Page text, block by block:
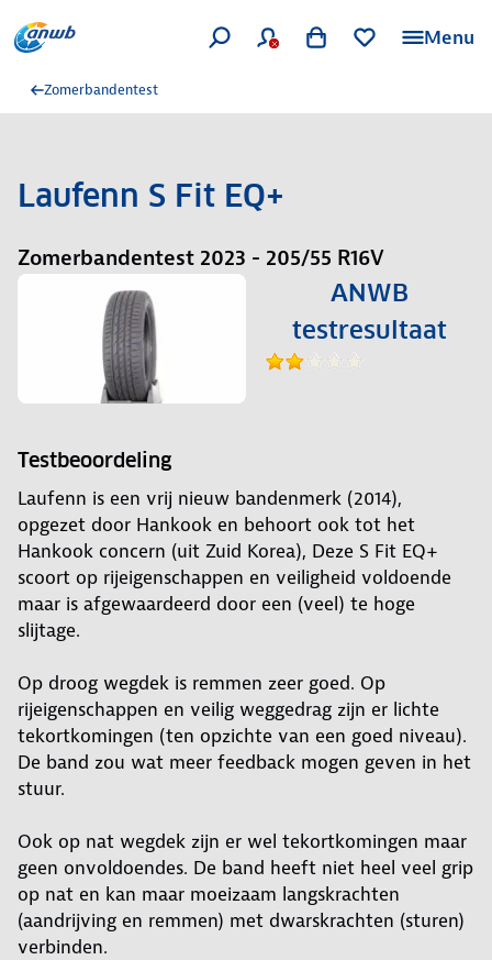
Menu
Zomerbandentest
Laufenn S Fit EQ+
Zomerbandentest 2023 - 205/55 R16V
ANWB
testresultaat
Testbeoordeling
Laufenn is een vrij nieuw bandenmerk (2014),
opgezet door Hankook en behoort ook tot het
Hankook concern (uit Zuid Korea), Deze S Fit EQ+
scoort op rijeigenschappen en veiligheid voldoende
maar is afgewaardeerd door een (veel) te hoge
slijtage.
Op droog wegdek is remmen zeer goed. Op
rijeigenschappen en veilig weggedrag zijn er lichte
tekortkomingen (ten opzichte van een goed niveau).
De band zou wat meer feedback mogen geven in het
stuur.
Ook op nat wegdek zijn er wel tekortkomingen maar
geen onvoldoendes. De band heeft niet heel veel grip
op nat en kan maar moeizaam langskrachten
(aandrijving en remmen) met dwarskrachten (sturen)
verbinden.